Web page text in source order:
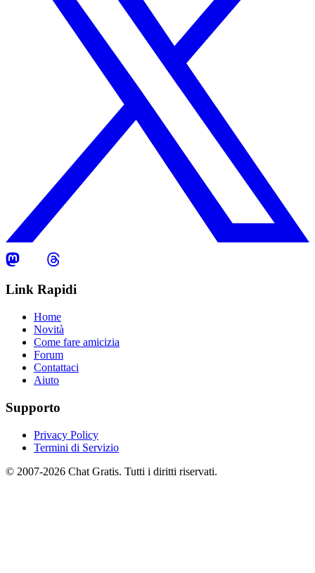
Link Rapidi
Home
Novità
Come fare amicizia
Forum
Contattaci
Aiuto
Supporto
Privacy Policy
Termini di Servizio
© 2007-2026 Chat Gratis. Tutti i diritti riservati.